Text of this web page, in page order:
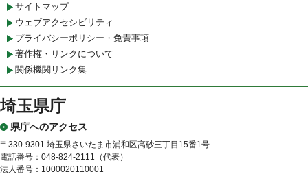
サイトマップ
ウェブアクセシビリティ
プライバシーポリシー・免責事項
著作権・リンクについて
関係機関リンク集
埼玉県庁
県庁へのアクセス
〒330-9301 埼玉県さいたま市浦和区高砂三丁目15番1号
電話番号：048-824-2111（代表）
法人番号：1000020110001